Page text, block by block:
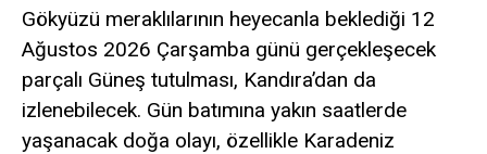
Gökyüzü meraklılarının heyecanla beklediği 12
Ağustos 2026 Çarşamba günü gerçekleşecek
parçalı Güneş tutulması, Kandıra’dan da
izlenebilecek. Gün batımına yakın saatlerde
yaşanacak doğa olayı, özellikle Karadeniz